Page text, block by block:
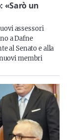
iscriviti alla
«Sarò un
assessori
a Dafne
al Senato e alla
membri